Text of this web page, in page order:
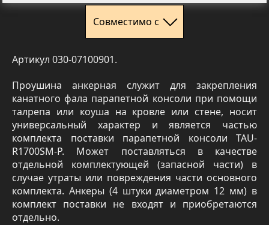
Совместимо с
Артикул 030-07100901.
Проушина анкерная служит для закрепления
канатного фала парапетной консоли при помощи
талрепа или коуша на кровле или стене, носит
универсальный характер и является частью
комплекта поставки парапетной консоли TAU-
R1700SM-P. Может поставляться в качестве
отдельной комплектующей (запасной части) в
случае утраты или повреждения части основного
комплекта. Анкеры (4 штуки диаметром 12 мм) в
комплект поставки не входят и приобретаются
отдельно.